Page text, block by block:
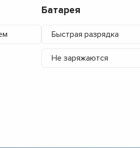
Батарея
Быстрая разрядка
Не заряжаются